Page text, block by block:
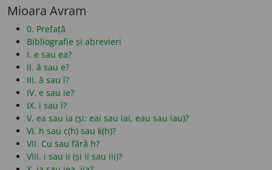
Mioara Avram
0. Prefață
Bibliografie și abrevieri
I. e sau ea?
II. ă sau e?
III. ă sau î?
IV. e sau ie?
IX. i sau î?
V. ea sau ia (și: eai sau iai, eau sau iau)?
VI. h sau c(h) sau k(h)?
VII. Cu sau fără h?
VIII. i sau ii (și ii sau iii)?